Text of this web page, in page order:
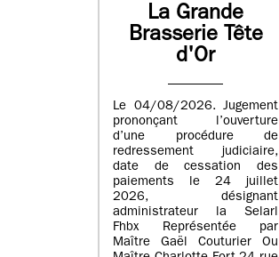
La Grande
Brasserie Tête
d'Or
Le 04/08/2026. Jugement
prononçant l’ouverture
d’une procédure de
redressement judiciaire,
date de cessation des
paiements le 24 juillet
2026, désignant
administrateur la Selarl
Fhbx Représentée par
Maître Gaël Couturier Ou